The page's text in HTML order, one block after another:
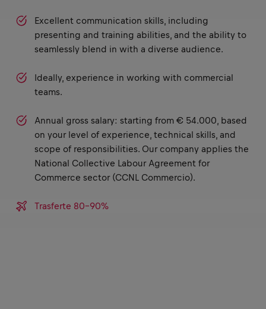
Excellent communication skills, including
presenting and training abilities, and the ability to
seamlessly blend in with a diverse audience.
Ideally, experience in working with commercial
teams.
Annual gross salary: starting from € 54.000, based
on your level of experience, technical skills, and
scope of responsibilities. Our company applies the
National Collective Labour Agreement for
Commerce sector (CCNL Commercio).
Trasferte 80-90%